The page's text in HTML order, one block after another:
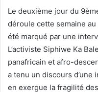
Le deuxième jour du
déroule cette semaine
été marqué par une
L’activiste Siphiwe Ka
panafricain et afro-
a tenu un discours
en exergue la fragilité